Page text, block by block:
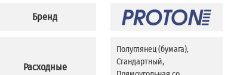
Бренд
Расходные
Полуглянец (бумага),
Стандартный,